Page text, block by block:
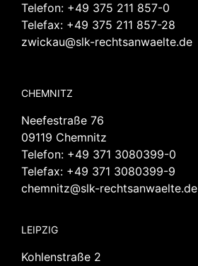
Telefon: +49 375 211 857-0
Telefax: +49 375 211 857-28
zwickau@slk-rechtsanwaelte.de
CHEMNITZ
Neefestraße 76
09119 Chemnitz
Telefon: +49 371 3080399-0
Telefax: +49 371 3080399-9
chemnitz@slk-rechtsanwaelte.de
LEIPZIG
Kohlenstraße 2